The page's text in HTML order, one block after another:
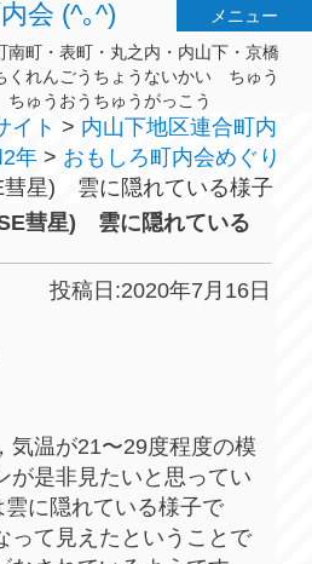
会 (^｡^)
メニュー
町・表町・丸之内・内山下・京橋
れんごうちょうないかい ちゅう
ゅうおうちゅうがっこう
イト > 内山下地区連合町内
年 > おもしろ町内会めぐり
彗星) 雲に隠れている様子
彗星) 雲に隠れている
投稿日:2020年7月16日
気温が21〜29度程度の模
が是非見たいと思ってい
に隠れている様子で
って見えたということで